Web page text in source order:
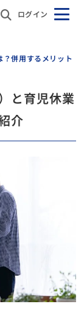
ログイン
併用するメリット
と育児休業
介